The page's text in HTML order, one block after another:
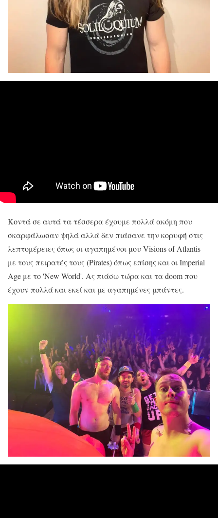
Κοντά σε αυτά τα τέσσερα έχουμε πολλά ακόμη που
σκαρφάλωσαν ψηλά αλλά δεν πιάσανε την κορυφή στις
λεπτομέρειες όπως οι αγαπημένοι μου Visions of Atlantis
με τους πειρατές τους (Pirates) όπως επίσης και οι Imperial
Age με το 'New World'. Ας πιάσω τώρα και τα doom που
έχουν πολλά και εκεί και με αγαπημένες μπάντες.